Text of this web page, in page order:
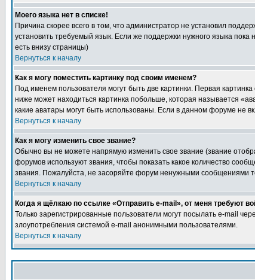
Моего языка нет в списке!
Причина скорее всего в том, что администратор не установил
установить требуемый язык. Если же поддержки нужного языка
есть внизу страницы)
Вернуться к началу
Как я могу поместить картинку под своим именем?
Под именем пользователя могут быть две картинки. Первая
ниже может находиться картинка побольше, которая называется
какие аватары могут быть использованы. Если в данном форуме не
Вернуться к началу
Как я могу изменить свое звание?
Обычно вы не можете напрямую изменить свое звание (звание
форумов используют звания, чтобы показать какое количество
звания. Пожалуйста, не засоряйте форум ненужными сообщениями
Вернуться к началу
Когда я щёлкаю по ссылке «Отправить e-mail», от меня требуют
Только зарегистрированные пользователи могут посылать e-mail
злоупотребления системой e-mail анонимными пользователями.
Вернуться к началу